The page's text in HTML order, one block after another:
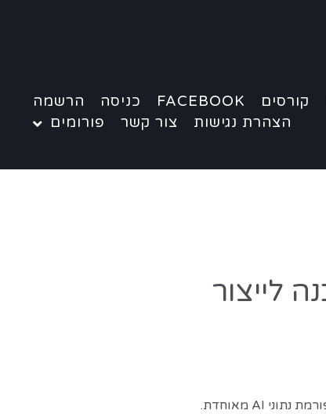
קורסים FACEBOOK כניסה
הרשמה
הצהרת נגישות
צור קשר פורומים